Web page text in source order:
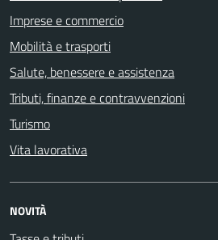
Imprese e commercio
Mobilità e trasporti
Salute, benessere e assistenza
Tributi, finanze e contravvenzioni
Turismo
Vita lavorativa
NOVITÀ